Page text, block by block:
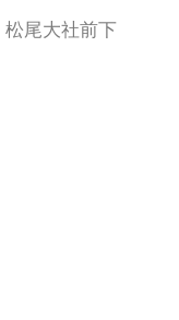
尾大社前下